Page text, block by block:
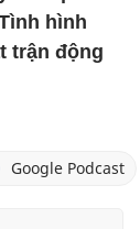
hình
trận động
Google Podcast